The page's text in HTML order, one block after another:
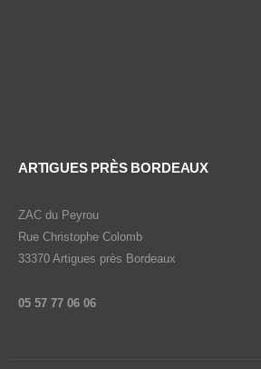
ARTIGUES PRÈS BORDEAUX
ZAC du Peyrou
Rue Christophe Colomb
33370 Artigues près Bordeaux
05 57 77 06 06